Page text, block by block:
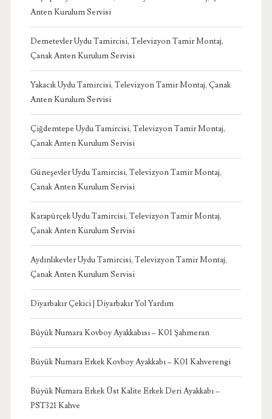
Anten Kurulum Servisi
Demetevler Uydu Tamircisi, Televizyon Tamir Montaj,
Çanak Anten Kurulum Servisi
Yakacık Uydu Tamircisi, Televizyon Tamir Montaj, Çanak
Anten Kurulum Servisi
Çiğdemtepe Uydu Tamircisi, Televizyon Tamir Montaj,
Çanak Anten Kurulum Servisi
Güneşevler Uydu Tamircisi, Televizyon Tamir Montaj,
Çanak Anten Kurulum Servisi
Karapürçek Uydu Tamircisi, Televizyon Tamir Montaj,
Çanak Anten Kurulum Servisi
Aydınlıkevler Uydu Tamircisi, Televizyon Tamir Montaj,
Çanak Anten Kurulum Servisi
Diyarbakır Çekici | Diyarbakır Yol Yardım
Büyük Numara Kovboy Ayakkabısı – K01 Şahmeran
Büyük Numara Erkek Kovboy Ayakkabı – K01 Kahverengi
Büyük Numara Erkek Üst Kalite Erkek Deri Ayakkabı –
PST321 Kahve